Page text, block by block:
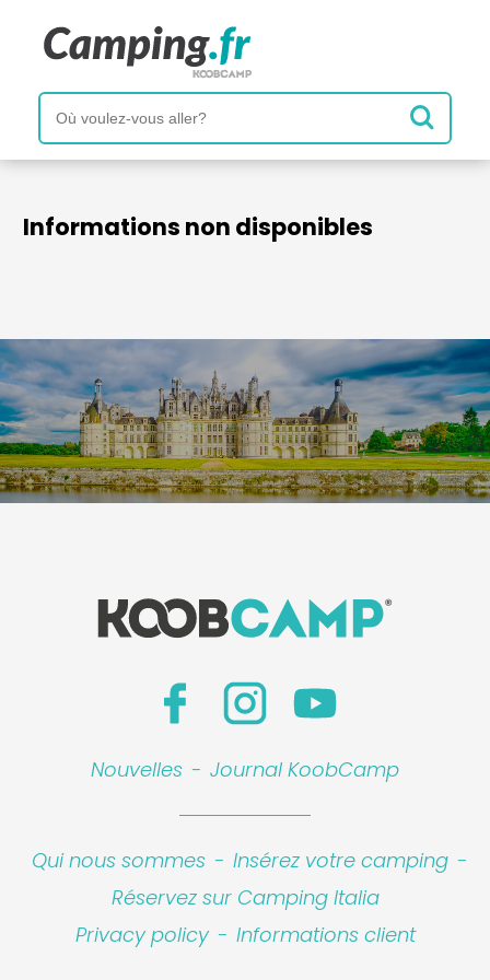
Informations non disponibles
Nouvelles - Journal KoobCamp
Qui nous sommes - Insérez votre camping -
Réservez sur Camping Italia
Privacy policy - Informations client